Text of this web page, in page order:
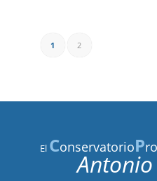
1 2
El ConservatorioP